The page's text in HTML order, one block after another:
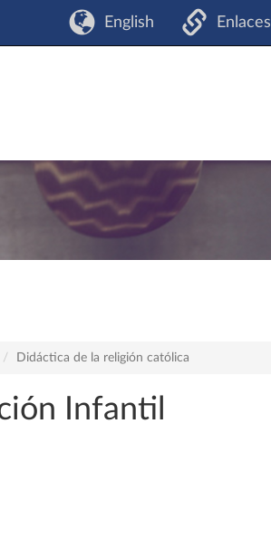
English Enlaces
Didáctica de la religión católica
Infantil